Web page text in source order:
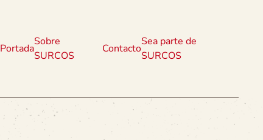
Portada
Sobre
SURCOS
Contacto
Sea parte de
SURCOS